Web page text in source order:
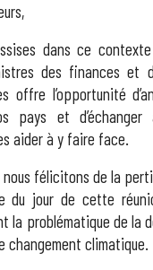
dans ce contexte
des finances et
offre l’opportunité
pays et d’échanger
aider à y faire face.
nous félicitons de la
du jour de cette
la problématique de la
climatique.